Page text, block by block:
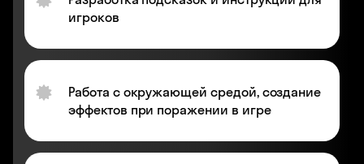
игроков
Работа с окружающей средой, создание
эффектов при поражении в игре